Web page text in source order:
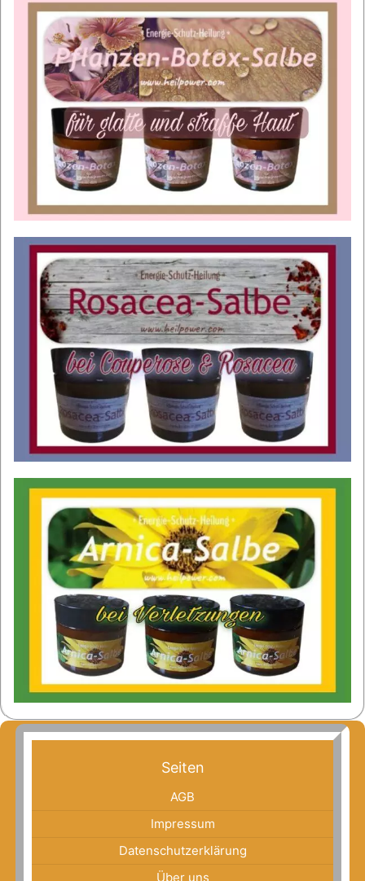
Seiten
AGB
Impressum
Datenschutzerklärung
Über uns